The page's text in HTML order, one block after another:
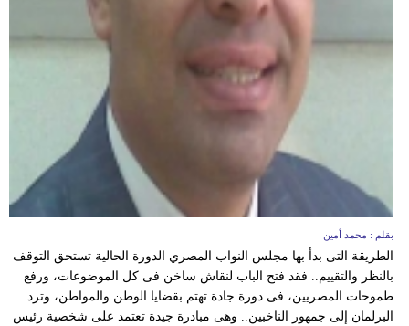
ديكور
تعليم
مرأة
إسلامية
علوم
بقلم : محمد أمين
الطريقة التى بدأ بها مجلس النواب المصري الدورة الحالية تستحق التوقف
بالنظر والتقييم.. فقد فتح الباب لنقاش ساخن فى كل الموضوعات، ورفع
طموحات المصريين، فى دورة جادة تهتم بقضايا الوطن والمواطن، وترد
البرلمان إلى جمهور الناخبين.. وهى مبادرة جيدة تعتمد على شخصية رئيس